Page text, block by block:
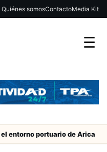
Quiénes somosContactoMedia Kit
☰
entorno portuario de Arica